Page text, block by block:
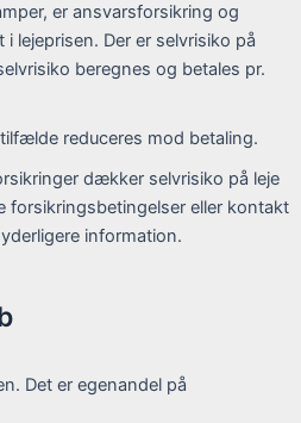
er ansvarsforsikring og
lejeprisen. Der er selvrisiko på
beregnes og betales pr.
reduceres mod betaling.
dækker selvrisiko på leje
forsikringsbetingelser eller kontakt
information.
Det er egenandel på